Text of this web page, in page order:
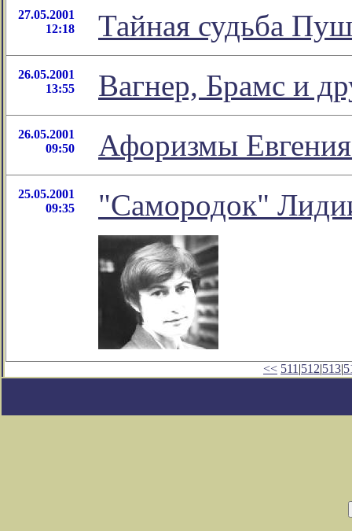
27.05.2001
12:18
Тайная судьба
26.05.2001
13:55
Вагнер, Брамс и
26.05.2001
09:50
Афоризмы
25.05.2001
09:35
"Самородок"
<< 511 |512|513|